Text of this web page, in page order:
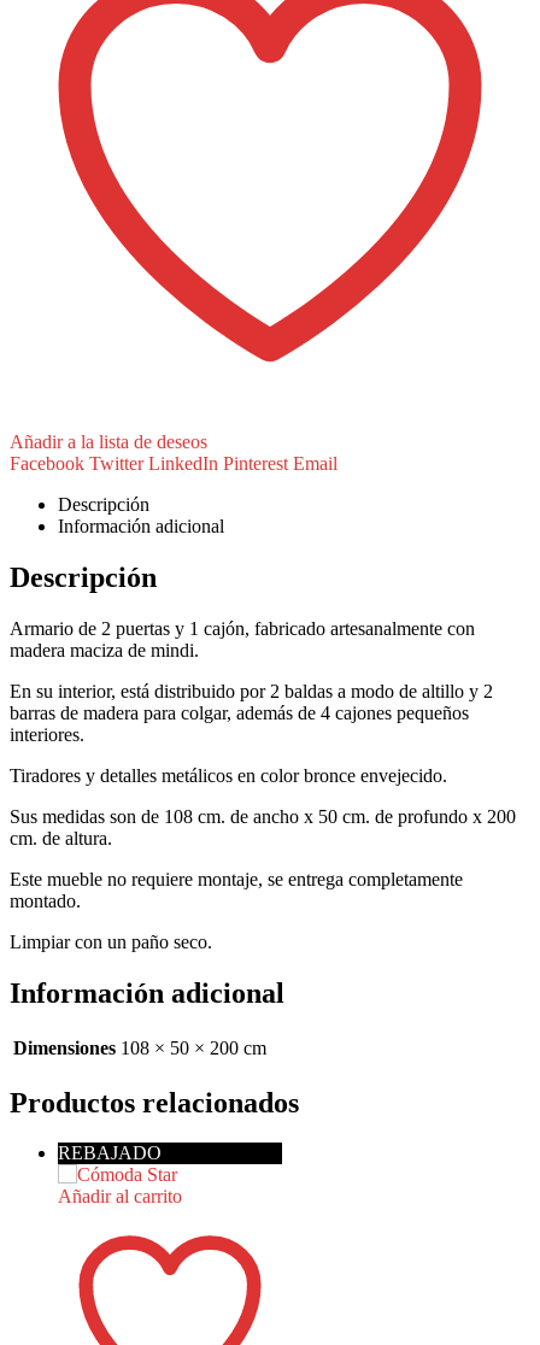
Añadir a la lista de deseos
Facebook Twitter LinkedIn Pinterest Email
Descripción
Información adicional
Descripción
Armario de 2 puertas y 1 cajón, fabricado artesanalmente con
madera maciza de mindi.
En su interior, está distribuido por 2 baldas a modo de altillo y 2
barras de madera para colgar, además de 4 cajones pequeños
interiores.
Tiradores y detalles metálicos en color bronce envejecido.
Sus medidas son de 108 cm. de ancho x 50 cm. de profundo x 200
cm. de altura.
Este mueble no requiere montaje, se entrega completamente
montado.
Limpiar con un paño seco.
Información adicional
Dimensiones 108 × 50 × 200 cm
Productos relacionados
REBAJADO
Añadir al carrito